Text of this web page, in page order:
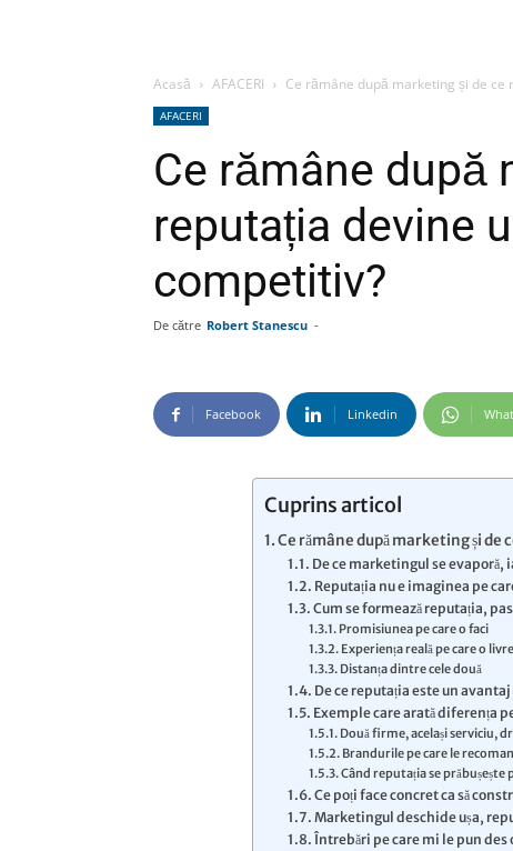
Acasă AFACERI Ce rămâne după marketing și de
AFACERI
Ce rămâne după
reputația devine
competitiv?
De către Robert Stanescu -
Facebook Linkedin
Cuprins articol
Ce rămâne după marketing și
De ce marketingul se evaporă,
Reputația nu e imaginea pe
Cum se formează reputația,
Promisiunea pe care o faci
Experiența reală pe care o
Distanța dintre cele două
De ce reputația este un
Exemple care arată diferența
Două firme, același serviciu,
Brandurile pe care le
Când reputația se prăbușește
Ce poți face concret ca să
Marketingul deschide ușa,
Întrebări pe care mi le pun